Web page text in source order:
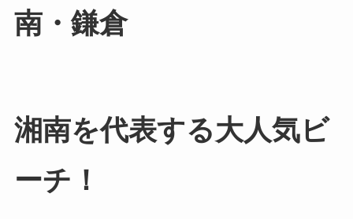
南・鎌倉
湘南を代表する大人気ビ
ーチ！